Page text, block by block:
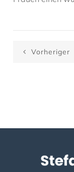
Vorheriger